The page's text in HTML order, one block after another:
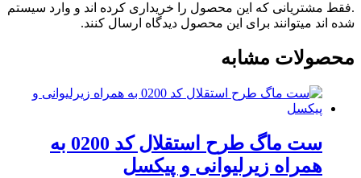
.فقط مشتریانی که این محصول را خریداری کرده اند و وارد سیستم
شده اند میتوانند برای این محصول دیدگاه ارسال کنند.
محصولات مشابه
ست ماگ طرح استقلال کد 0200 به
همراه زیرلیوانی و پیکسل